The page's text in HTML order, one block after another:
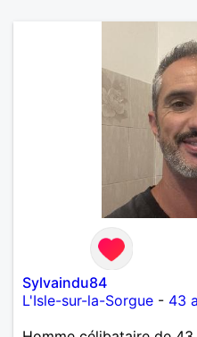
Sylvaindu84
L'Isle-sur-la-Sorgue - 43